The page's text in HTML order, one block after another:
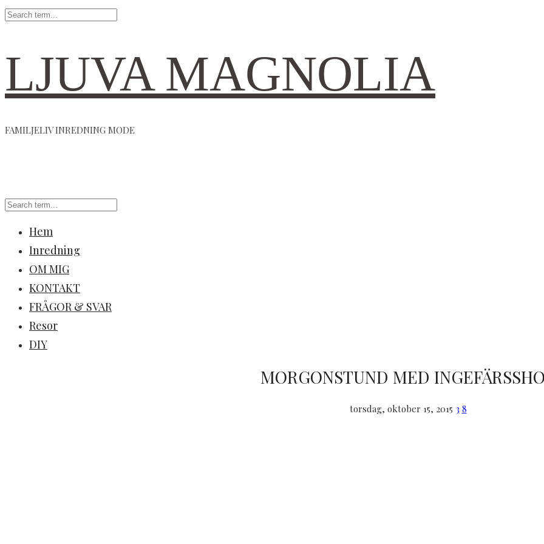
LJUVA MAGNOLIA
FAMILJELIV INREDNING MODE
Hem
Inredning
OM MIG
KONTAKT
FRÅGOR & SVAR
Resor
DIY
MORGONSTUND MED
torsdag, oktober 15, 2015 3 8